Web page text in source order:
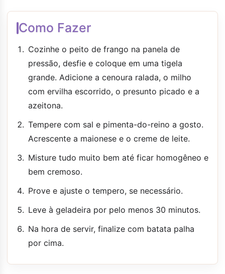
Como Fazer
Cozinhe o peito de frango na panela de
pressão, desfie e coloque em uma tigela
grande. Adicione a cenoura ralada, o milho
com ervilha escorrido, o presunto picado e a
azeitona.
Tempere com sal e pimenta-do-reino a gosto.
Acrescente a maionese e o creme de leite.
Misture tudo muito bem até ficar homogêneo e
bem cremoso.
Prove e ajuste o tempero, se necessário.
Leve à geladeira por pelo menos 30 minutos.
Na hora de servir, finalize com batata palha
por cima.